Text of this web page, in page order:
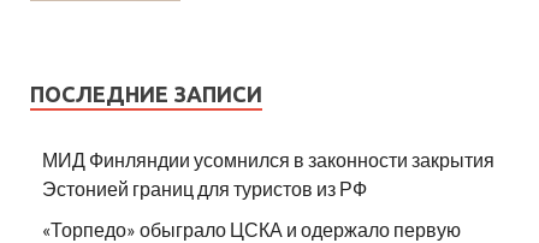
ПОСЛЕДНИЕ ЗАПИСИ
МИД Финляндии усомнился в законности закрытия
Эстонией границ для туристов из РФ
«Торпедо» обыграло ЦСКА и одержало первую